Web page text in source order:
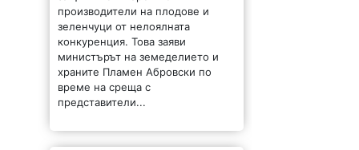
производители на плодове и
зеленчуци от нелоялната
конкуренция. Това заяви
министърът на земеделието и
храните Пламен Абровски по
време на среща с
представители...